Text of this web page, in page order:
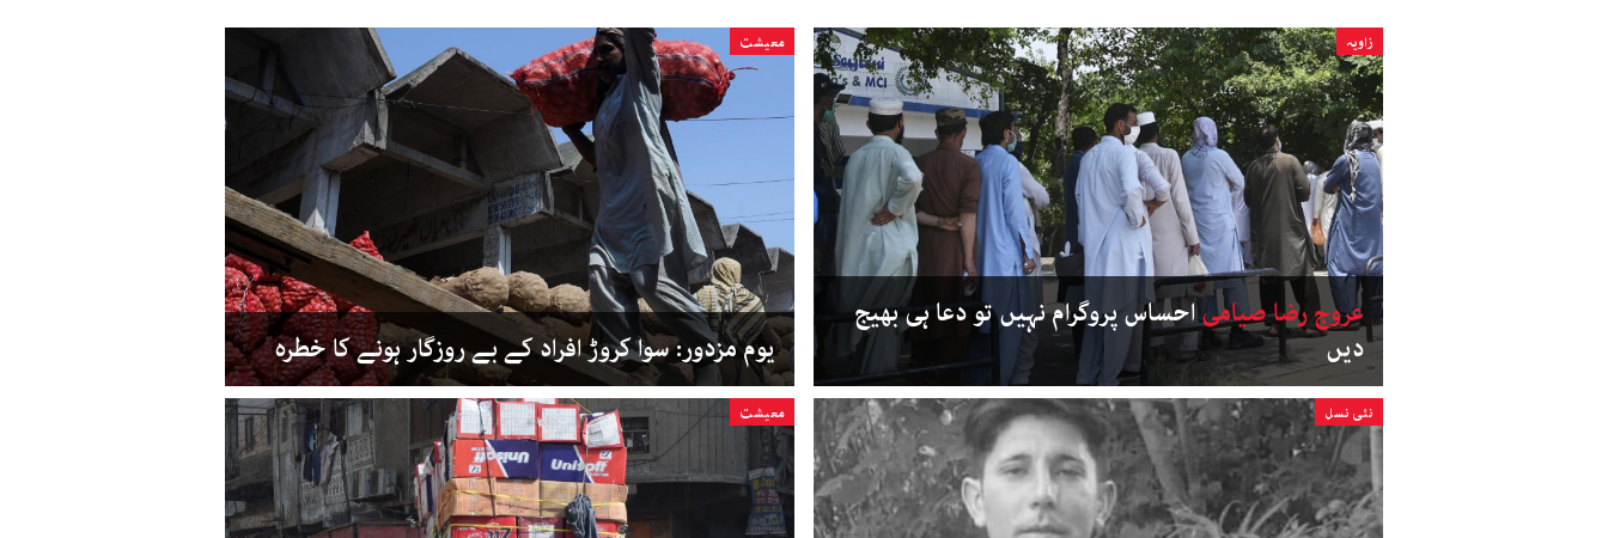
زاویہ
عروج رضا صیامیاحساس پروگرام نہیں تو دعا ہی بھیج
دیں
معیشت
یوم مزدور: سوا کروڑ افراد کے بے روزگار ہونے کا خطرہ
نئی نسل معیشت